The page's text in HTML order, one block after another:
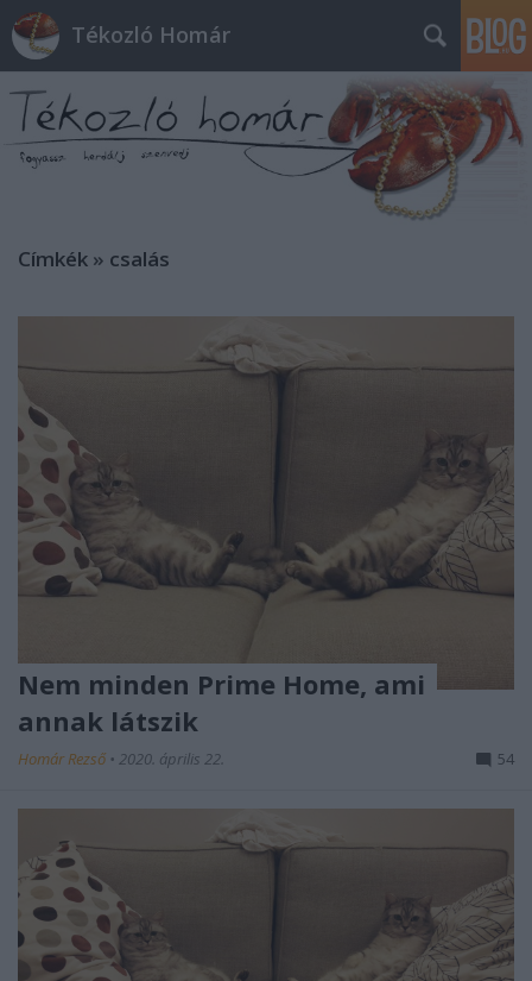
Tékozló Homár
Címkék » csalás
Nem minden Prime Home, ami
annak látszik
Homár Rezső • 2020. április 22. 54